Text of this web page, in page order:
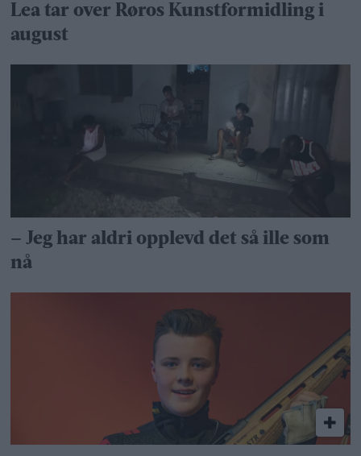
Lea tar over Røros Kunstformidling i
august
– Jeg har aldri opplevd det så ille som
nå